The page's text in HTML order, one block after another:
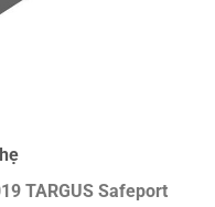
TARGUS Safeport